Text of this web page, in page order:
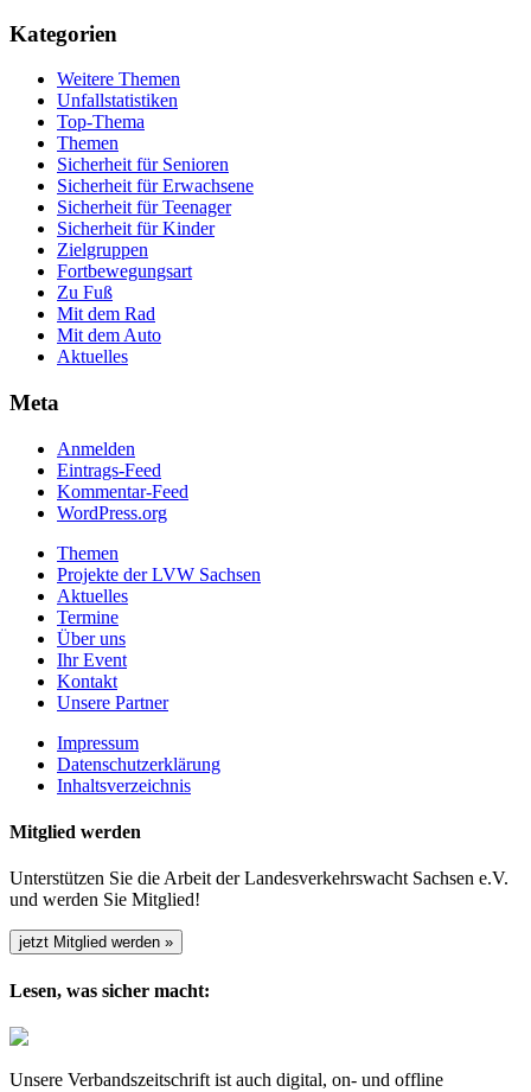
Kategorien
Weitere Themen
Unfallstatistiken
Top-Thema
Themen
Sicherheit für Senioren
Sicherheit für Erwachsene
Sicherheit für Teenager
Sicherheit für Kinder
Zielgruppen
Fortbewegungsart
Zu Fuß
Mit dem Rad
Mit dem Auto
Aktuelles
Meta
Anmelden
Eintrags-Feed
Kommentar-Feed
WordPress.org
Themen
Projekte der LVW Sachsen
Aktuelles
Termine
Über uns
Ihr Event
Kontakt
Unsere Partner
Impressum
Datenschutzerklärung
Inhaltsverzeichnis
Mitglied werden
Unterstützen Sie die Arbeit der Landesverkehrswacht Sachsen e.V.
und werden Sie Mitglied!
jetzt Mitglied werden »
Lesen, was sicher macht:
Unsere Verbandszeitschrift ist auch digital, on- und offline